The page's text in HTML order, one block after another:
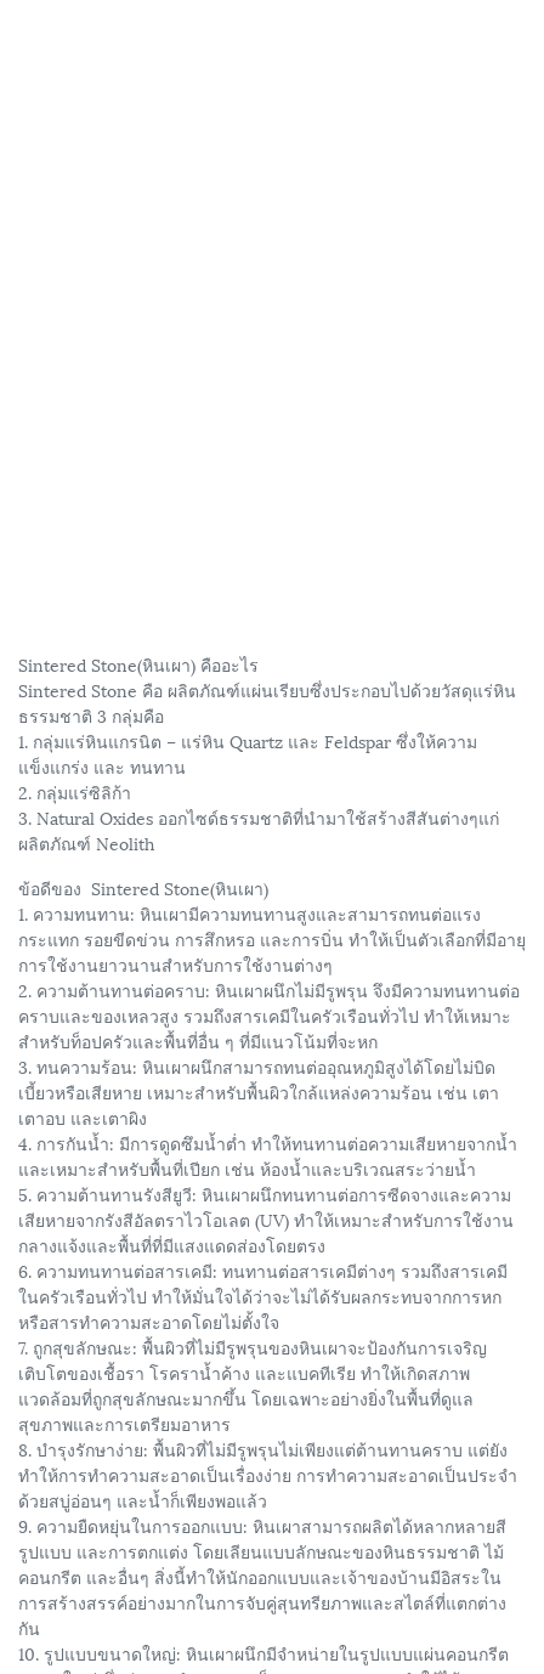
Sintered Stone(หินเผา) คืออะไร
Sintered Stone คือ ผลิตภัณฑ์แผ่นเรียบซึ่งประกอบไปด้วยวัสดุแร่หิน
ธรรมชาติ 3 กลุ่มคือ
1. กลุ่มแร่หินแกรนิต – แร่หิน Quartz และ Feldspar ซึ่งให้ความ
แข็งแกร่ง และ ทนทาน
2. กลุ่มแร่ซิลิก้า
3. Natural Oxides ออกไซด์ธรรมชาติที่นำมาใช้สร้างสีสันต่างๆแก่
ผลิตภัณฑ์ Neolith
ข้อดีของ Sintered Stone(หินเผา)
1. ความทนทาน: หินเผามีความทนทานสูงและสามารถทนต่อแรง
กระแทก รอยขีดข่วน การสึกหรอ และการบิ่น ทำให้เป็นตัวเลือกที่มีอายุ
การใช้งานยาวนานสำหรับการใช้งานต่างๆ
2. ความต้านทานต่อคราบ: หินเผาผนึกไม่มีรูพรุน จึงมีความทนทานต่อ
คราบและของเหลวสูง รวมถึงสารเคมีในครัวเรือนทั่วไป ทำให้เหมาะ
สำหรับท็อปครัวและพื้นที่อื่น ๆ ที่มีแนวโน้มที่จะหก
3. ทนความร้อน: หินเผาผนึกสามารถทนต่ออุณหภูมิสูงได้โดยไม่บิด
เบี้ยวหรือเสียหาย เหมาะสำหรับพื้นผิวใกล้แหล่งความร้อน เช่น เตา
เตาอบ และเตาผิง
4. การกันน้ำ: มีการดูดซึมน้ำต่ำ ทำให้ทนทานต่อความเสียหายจากน้ำ
และเหมาะสำหรับพื้นที่เปียก เช่น ห้องน้ำและบริเวณสระว่ายน้ำ
5. ความต้านทานรังสียูวี: หินเผาผนึกทนทานต่อการซีดจางและความ
เสียหายจากรังสีอัลตราไวโอเลต (UV) ทำให้เหมาะสำหรับการใช้งาน
กลางแจ้งและพื้นที่ที่มีแสงแดดส่องโดยตรง
6. ความทนทานต่อสารเคมี: ทนทานต่อสารเคมีต่างๆ รวมถึงสารเคมี
ในครัวเรือนทั่วไป ทำให้มั่นใจได้ว่าจะไม่ได้รับผลกระทบจากการหก
หรือสารทำความสะอาดโดยไม่ตั้งใจ
7. ถูกสุขลักษณะ: พื้นผิวที่ไม่มีรูพรุนของหินเผาจะป้องกันการเจริญ
เติบโตของเชื้อรา โรคราน้ำค้าง และแบคทีเรีย ทำให้เกิดสภาพ
แวดล้อมที่ถูกสุขลักษณะมากขึ้น โดยเฉพาะอย่างยิ่งในพื้นที่ดูแล
สุขภาพและการเตรียมอาหาร
8. บำรุงรักษาง่าย: พื้นผิวที่ไม่มีรูพรุนไม่เพียงแต่ต้านทานคราบ แต่ยัง
ทำให้การทำความสะอาดเป็นเรื่องง่าย การทำความสะอาดเป็นประจำ
ด้วยสบู่อ่อนๆ และน้ำก็เพียงพอแล้ว
9. ความยืดหยุ่นในการออกแบบ: หินเผาสามารถผลิตได้หลากหลายสี
รูปแบบ และการตกแต่ง โดยเลียนแบบลักษณะของหินธรรมชาติ ไม้
คอนกรีต และอื่นๆ สิ่งนี้ทำให้นักออกแบบและเจ้าของบ้านมีอิสระใน
การสร้างสรรค์อย่างมากในการจับคู่สุนทรียภาพและสไตล์ที่แตกต่าง
กัน
10. รูปแบบขนาดใหญ่: หินเผาผนึกมีจำหน่ายในรูปแบบแผ่นคอนกรีต